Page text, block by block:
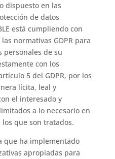
dispuesto en las
de datos
está cumpliendo con
normativas GDPR para
personales de su
con los
5 del GDPR, por los
lícita, leal y
el interesado y
a lo necesario en
que son tratados.
que ha implementado
apropiadas para